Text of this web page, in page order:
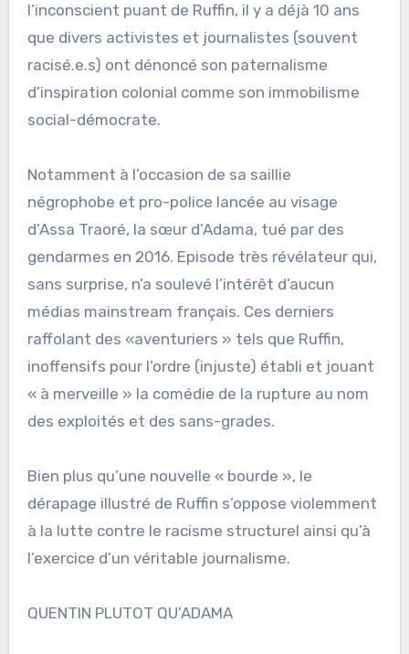
l’inconscient puant de Ruffin, il y a déjà 10 ans
que divers activistes et journalistes (souvent
racisé.e.s) ont dénoncé son paternalisme
d’inspiration colonial comme son immobilisme
social-démocrate.
Notamment à l’occasion de sa saillie
négrophobe et pro-police lancée au visage
d’Assa Traoré, la sœur d’Adama, tué par des
gendarmes en 2016. Episode très révélateur qui,
sans surprise, n’a soulevé l’intérêt d’aucun
médias mainstream français. Ces derniers
raffolant des «aventuriers » tels que Ruffin,
inoffensifs pour l’ordre (injuste) établi et jouant
« à merveille » la comédie de la rupture au nom
des exploités et des sans-grades.
Bien plus qu’une nouvelle « bourde », le
dérapage illustré de Ruffin s’oppose violemment
à la lutte contre le racisme structurel ainsi qu’à
l’exercice d’un véritable journalisme.
QUENTIN PLUTOT QU’ADAMA